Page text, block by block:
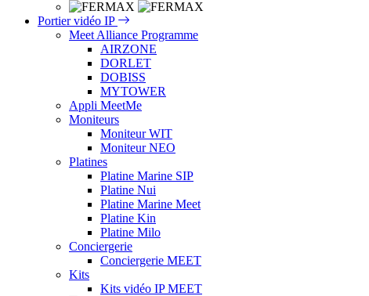
Portier vidéo IP
Meet Alliance Programme
AIRZONE
DORLET
DOBISS
MYTOWER
Appli MeetMe
Moniteurs
Moniteur WIT
Moniteur NEO
Platines
Platine Marine SIP
Platine Nui
Platine Marine Meet
Platine Kin
Platine Milo
Conciergerie
Conciergerie MEET
Kits
Kits vidéo IP MEET